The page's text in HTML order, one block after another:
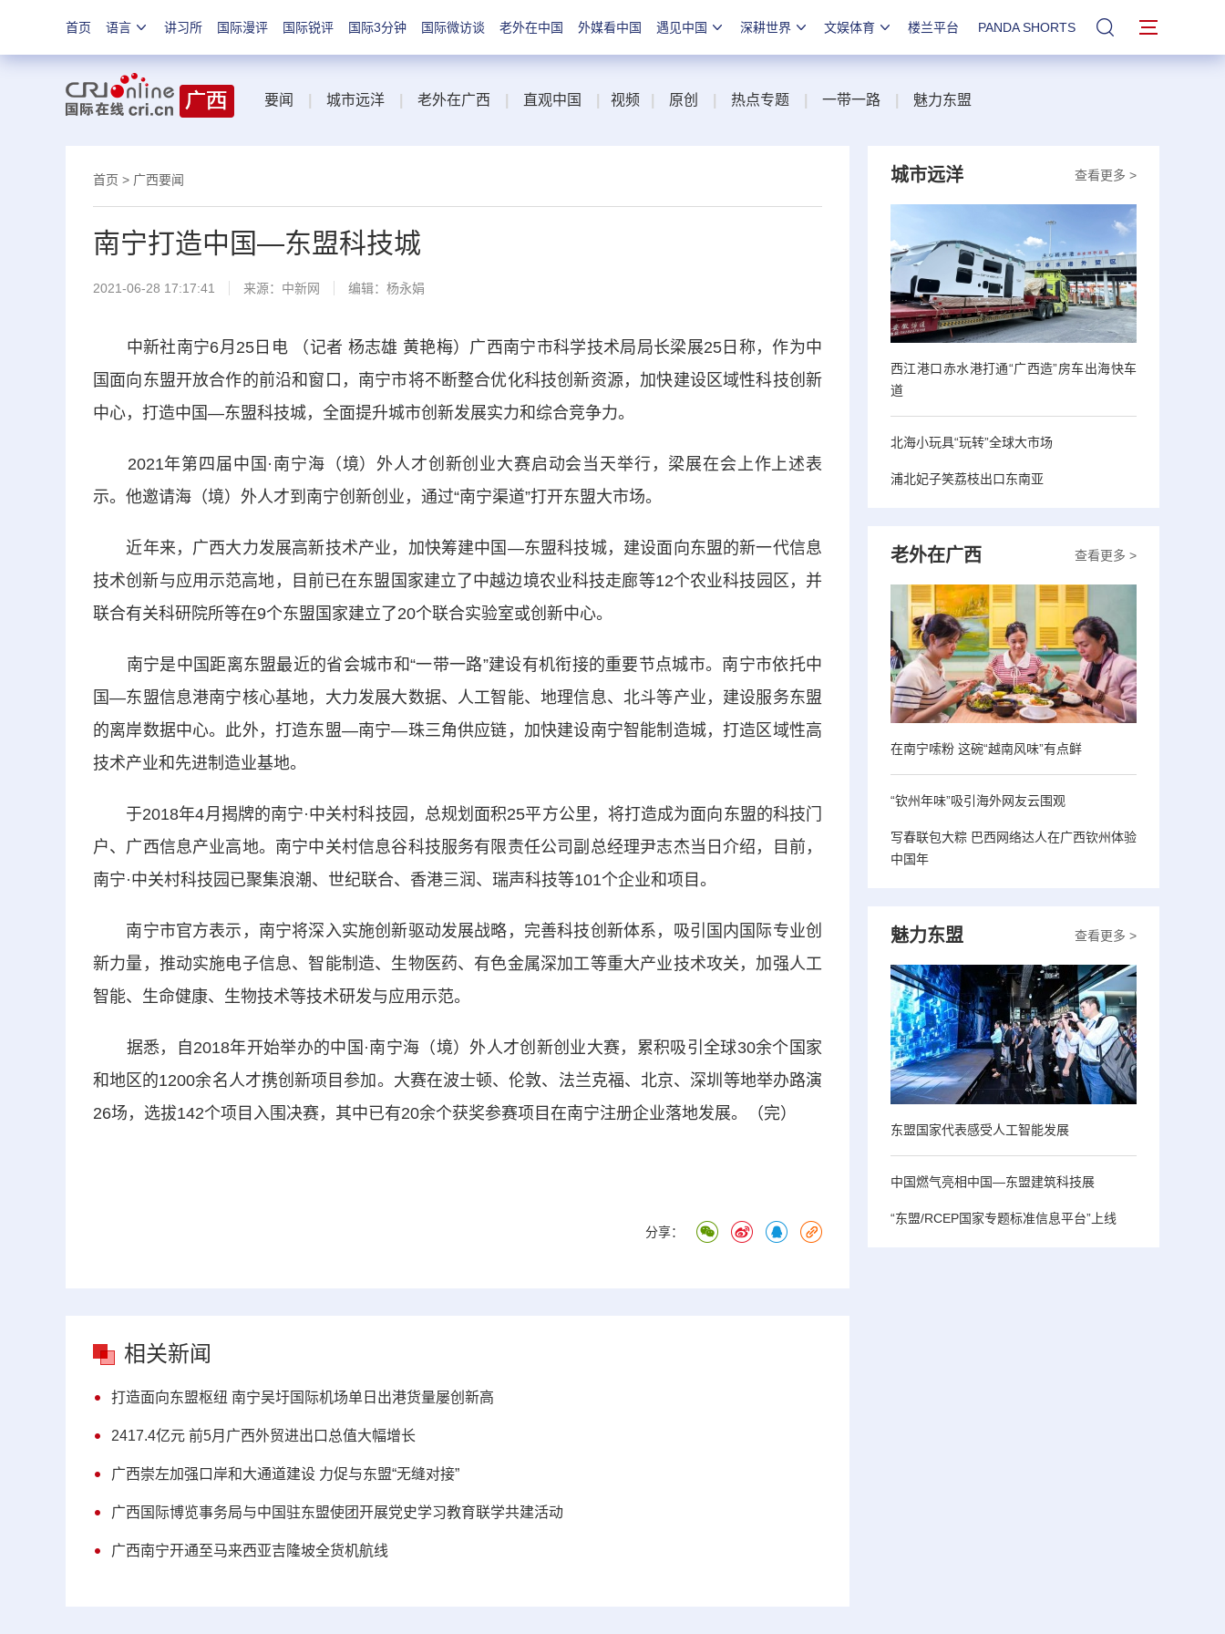
首页 语言 讲习所 国际漫评 国际锐评 国际3分钟 国际微访谈 老外在中国 外媒看中国 遇见中国 深耕世界 文娱体育 楼兰平台 PANDA SHORTS 站内搜索
要闻 城市远洋 老外在广西 直观中国 视频 原创 热点专题 一带一路 魅力东盟
首页 > 广西要闻
南宁打造中国—东盟科技城
2021-06-28 17:17:41 来源： 中新网 编辑：杨永娟
中新社南宁6月25日电 （记者 杨志雄 黄艳梅）广西南宁市科学技术局局长梁展25日称，作为中
国面向东盟开放合作的前沿和窗口，南宁市将不断整合优化科技创新资源，加快建设区域性科技创新
中心，打造中国—东盟科技城，全面提升城市创新发展实力和综合竞争力。
2021年第四届中国·南宁海（境）外人才创新创业大赛启动会当天举行，梁展在会上作上述表
示。他邀请海（境）外人才到南宁创新创业，通过“南宁渠道”打开东盟大市场。
近年来，广西大力发展高新技术产业，加快筹建中国—东盟科技城，建设面向东盟的新一代信息
技术创新与应用示范高地，目前已在东盟国家建立了中越边境农业科技走廊等12个农业科技园区，并
联合有关科研院所等在9个东盟国家建立了20个联合实验室或创新中心。
南宁是中国距离东盟最近的省会城市和“一带一路”建设有机衔接的重要节点城市。南宁市依托中
国—东盟信息港南宁核心基地，大力发展大数据、人工智能、地理信息、北斗等产业，建设服务东盟
的离岸数据中心。此外，打造东盟—南宁—珠三角供应链，加快建设南宁智能制造城，打造区域性高
技术产业和先进制造业基地。
于2018年4月揭牌的南宁·中关村科技园，总规划面积25平方公里，将打造成为面向东盟的科技门
户、广西信息产业高地。南宁中关村信息谷科技服务有限责任公司副总经理尹志杰当日介绍，目前，
南宁·中关村科技园已聚集浪潮、世纪联合、香港三润、瑞声科技等101个企业和项目。
南宁市官方表示，南宁将深入实施创新驱动发展战略，完善科技创新体系，吸引国内国际专业创
新力量，推动实施电子信息、智能制造、生物医药、有色金属深加工等重大产业技术攻关，加强人工
智能、生命健康、生物技术等技术研发与应用示范。
据悉，自2018年开始举办的中国·南宁海（境）外人才创新创业大赛，累积吸引全球30余个国家
和地区的1200余名人才携创新项目参加。大赛在波士顿、伦敦、法兰克福、北京、深圳等地举办路演
26场，选拔142个项目入围决赛，其中已有20余个获奖参赛项目在南宁注册企业落地发展。（完）
分享：
相关新闻
打造面向东盟枢纽 南宁吴圩国际机场单日出港货量屡创新高
2417.4亿元 前5月广西外贸进出口总值大幅增长
广西崇左加强口岸和大通道建设 力促与东盟“无缝对接”
广西国际博览事务局与中国驻东盟使团开展党史学习教育联学共建活动
广西南宁开通至马来西亚吉隆坡全货机航线
查看更多 >
城市远洋
西江港口赤水港打通“广西造”房车出海快车
道
北海小玩具“玩转”全球大市场
浦北妃子笑荔枝出口东南亚
查看更多 >
老外在广西
在南宁嗦粉 这碗“越南风味”有点鲜
“钦州年味”吸引海外网友云围观
写春联包大粽 巴西网络达人在广西钦州体验
中国年
查看更多 >
魅力东盟
东盟国家代表感受人工智能发展
中国燃气亮相中国—东盟建筑科技展
“东盟/RCEP国家专题标准信息平台”上线